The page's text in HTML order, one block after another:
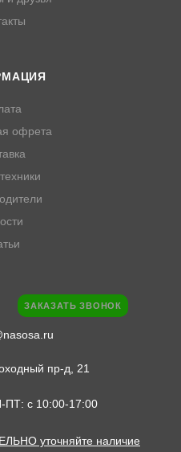
офрета
ЗАКАЗАТЬ ЗВОНОК
пр-д, 21
с 10:00-17:00
уточняйте наличие